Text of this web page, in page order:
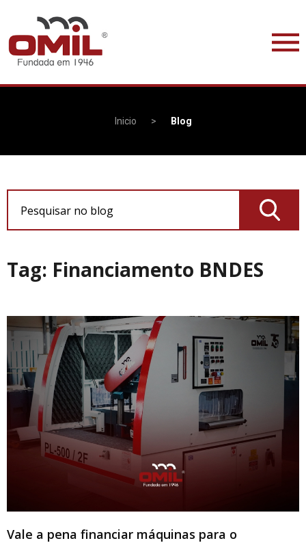
Inicio > Blog
Tag: Financiamento BNDES
Vale a pena financiar máquinas para o
Pesquisar no blog